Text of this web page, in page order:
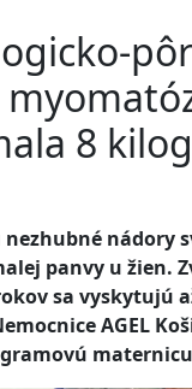
8
nádory
panvy u žien.
sa vyskytujú
AGEL